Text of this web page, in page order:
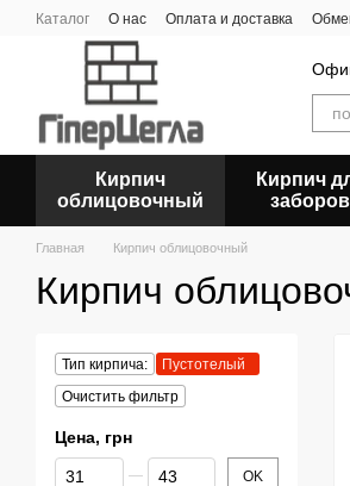
Перейти к основному контенту
Каталог О нас Оплата и доставка
Кирпич
облицовочный
Кирпич
заборов
Главная Кирпич облицовочный
Кирпич
Тип кирпича:
Пустотелый
Очистить фильтр
Цена, грн
От Цена, грн
До Цена, грн OK